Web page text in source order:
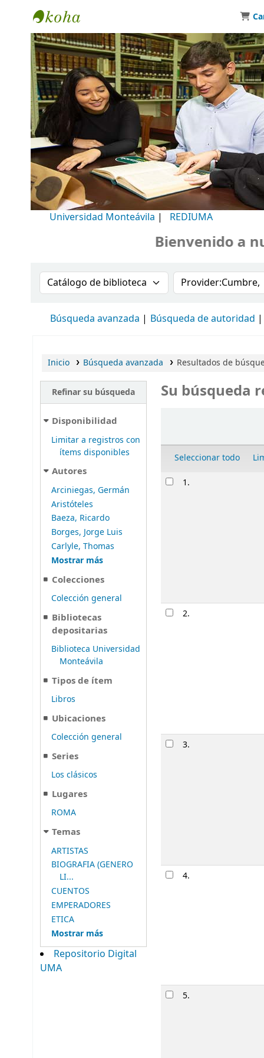
Biblioteca Universidad Monteávila
Universidad Monteávila | REDIUMA
Bienvenido a
Buscar en el catálogo por:Buscar en el
Búsqueda avanzada Búsqueda de autoridad
Inicio Búsqueda avanzada Resultados de
Refinar su búsqueda
Disponibilidad
Limitar a registros con
ítems disponibles
Autores
Arciniegas, Germán
Aristóteles
Baeza, Ricardo
Borges, Jorge Luis
Carlyle, Thomas
Mostrar más
Colecciones
Colección general
Bibliotecas
depositarias
Biblioteca Universidad
Monteávila
Tipos de ítem
Libros
Ubicaciones
Colección general
Series
Los clásicos
Lugares
ROMA
Temas
ARTISTAS
BIOGRAFIA (GENERO
LI...
CUENTOS
EMPERADORES
ETICA
Mostrar más
Repositorio Digital
UMA
Su búsqueda
Seleccionar todo
Resultados
1.
2.
3.
4.
5.